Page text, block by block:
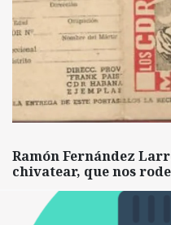
Ramón Fernández
chivatear, que nos